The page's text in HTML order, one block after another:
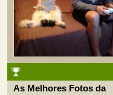
As Melhores Fotos da